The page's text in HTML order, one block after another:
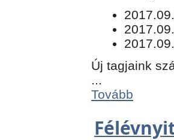
Új tagjaink
Tovább